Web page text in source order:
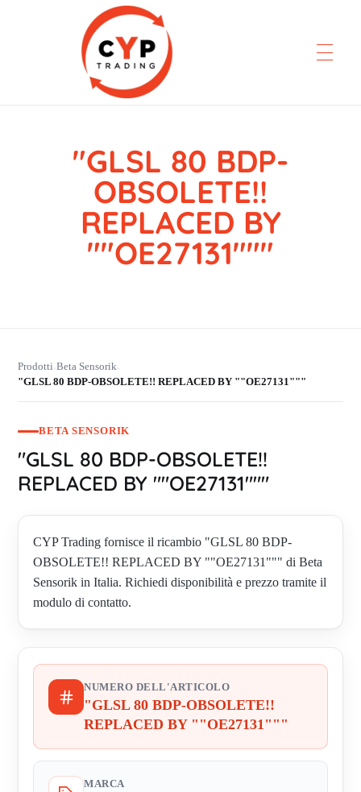
CYP Trading
Professionelle Ersatzteilbeschaffung
"GLSL 80 BDP-
OBSOLETE!!
REPLACED BY
""OE27131"""
Prodotti›Beta Sensorik›
"GLSL 80 BDP-OBSOLETE!! REPLACED BY ""OE27131"""
BETA SENSORIK
"GLSL 80 BDP-OBSOLETE!!
REPLACED BY ""OE27131"""
CYP Trading fornisce il ricambio "GLSL 80 BDP-
OBSOLETE!! REPLACED BY ""OE27131""" di Beta
Sensorik in Italia. Richiedi disponibilità e prezzo tramite il
modulo di contatto.
NUMERO DELL'ARTICOLO
"GLSL 80 BDP-OBSOLETE!!
REPLACED BY ""OE27131"""
MARCA